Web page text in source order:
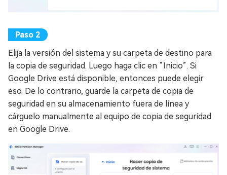
Elija la versión del sistema y su carpeta de destino para
la copia de seguridad. Luego haga clic en “Inicio”. Si
Google Drive está disponible, entonces puede elegir
eso. De lo contrario, guarde la carpeta de copia de
seguridad en su almacenamiento fuera de línea y
cárguelo manualmente al equipo de copia de seguridad
en Google Drive.